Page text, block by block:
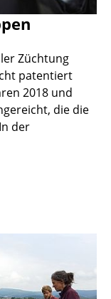
Züchtung
patentiert
2018 und
die die
der